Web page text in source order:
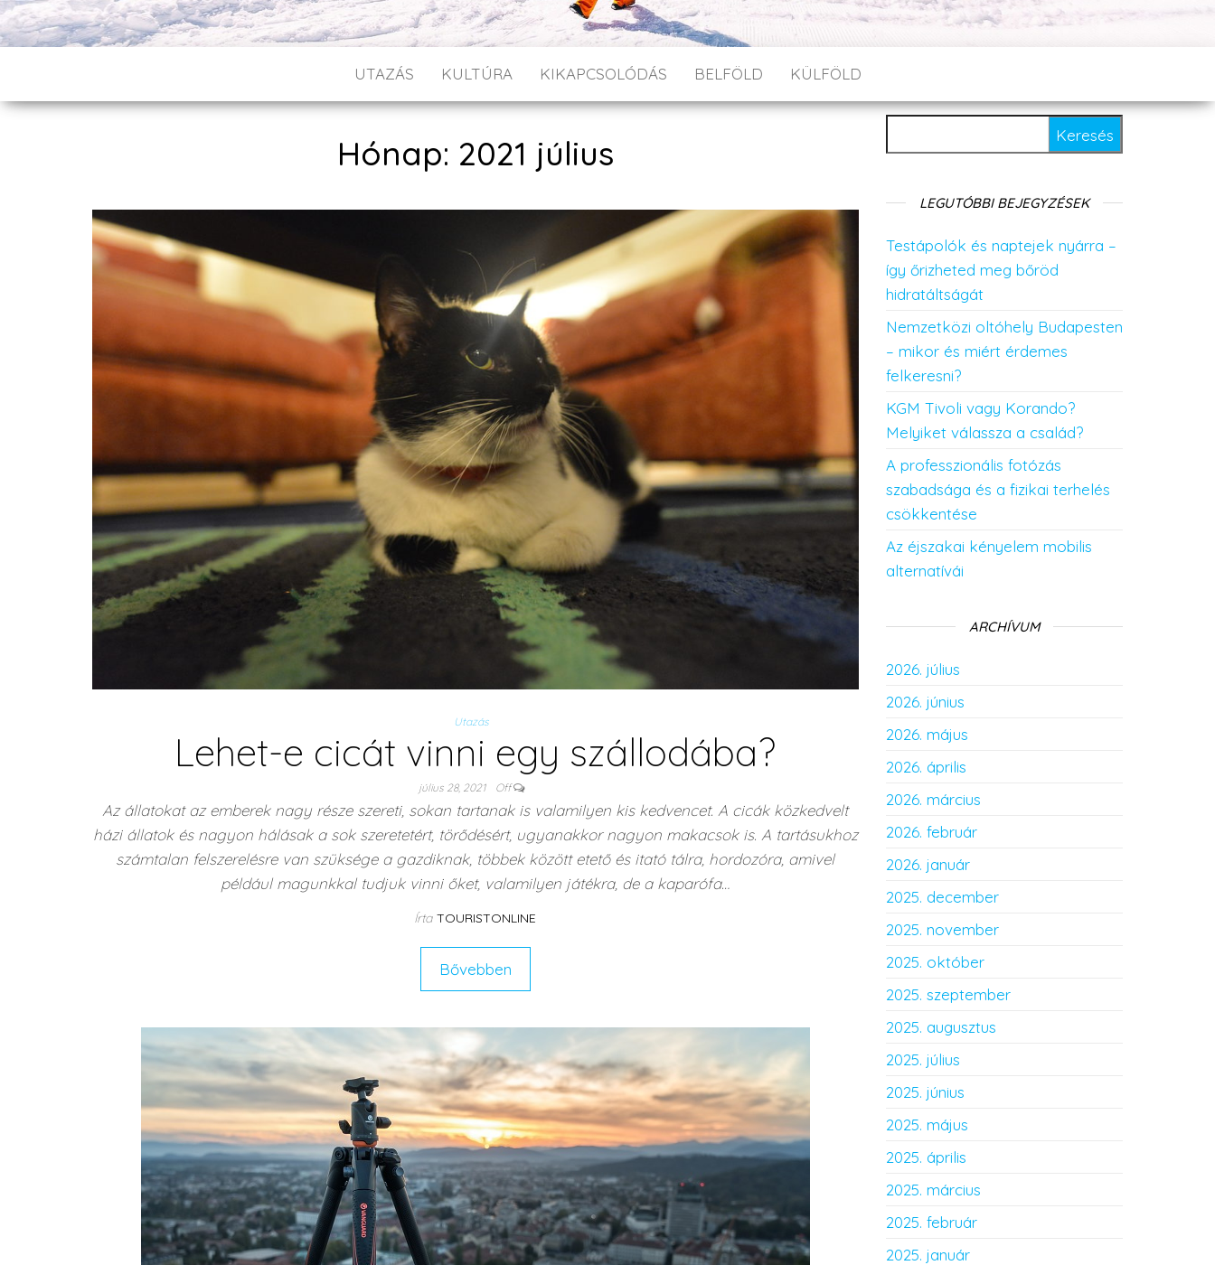
UTAZÁS KULTÚRA KIKAPCSOLÓDÁS BELFÖLD KÜLFÖLD
Hónap: 2021 július
Utazás
Lehet-e cicát vinni egy szállodába?
július 28, 2021 Off
Az állatokat az emberek nagy része szereti, sokan tartanak is valamilyen kis kedvencet. A cicák közkedvelt
házi állatok és nagyon hálásak a sok szeretetért, törődésért, ugyanakkor nagyon makacsok is. A tartásukhoz
számtalan felszerelésre van szüksége a gazdiknak, többek között etető és itató tálra, hordozóra, amivel
például magunkkal tudjuk vinni őket, valamilyen játékra, de a kaparófa…
Írta TOURISTONLINE
Bővebben
LEGUTÓBBI BEJEGYZÉSEK
Testápolók és naptejek nyárra –
így őrizheted meg bőröd
hidratáltságát
Nemzetközi oltóhely Budapesten
– mikor és miért érdemes
felkeresni?
KGM Tivoli vagy Korando?
Melyiket válassza a család?
A professzionális fotózás
szabadsága és a fizikai terhelés
csökkentése
Az éjszakai kényelem mobilis
alternatívái
ARCHÍVUM
2026. július
2026. június
2026. május
2026. április
2026. március
2026. február
2026. január
2025. december
2025. november
2025. október
2025. szeptember
2025. augusztus
2025. július
2025. június
2025. május
2025. április
2025. március
2025. február
2025. január